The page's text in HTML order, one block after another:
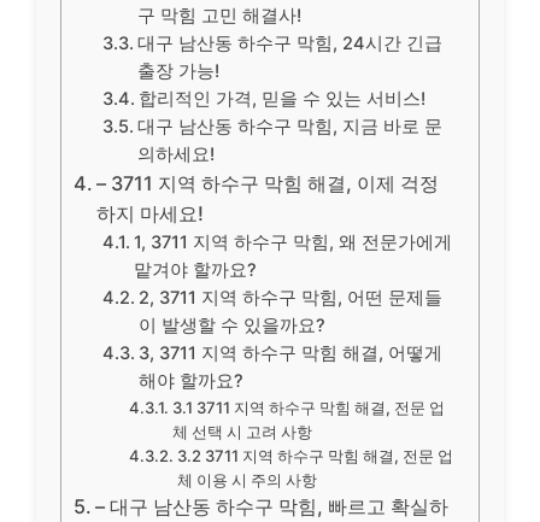
구 막힘 고민 해결사!
대구 남산동 하수구 막힘, 24시간 긴급
출장 가능!
합리적인 가격, 믿을 수 있는 서비스!
대구 남산동 하수구 막힘, 지금 바로 문
의하세요!
– 3711 지역 하수구 막힘 해결, 이제 걱정
하지 마세요!
1, 3711 지역 하수구 막힘, 왜 전문가에게
맡겨야 할까요?
2, 3711 지역 하수구 막힘, 어떤 문제들
이 발생할 수 있을까요?
3, 3711 지역 하수구 막힘 해결, 어떻게
해야 할까요?
3.1 3711 지역 하수구 막힘 해결, 전문 업
체 선택 시 고려 사항
3.2 3711 지역 하수구 막힘 해결, 전문 업
체 이용 시 주의 사항
– 대구 남산동 하수구 막힘, 빠르고 확실하